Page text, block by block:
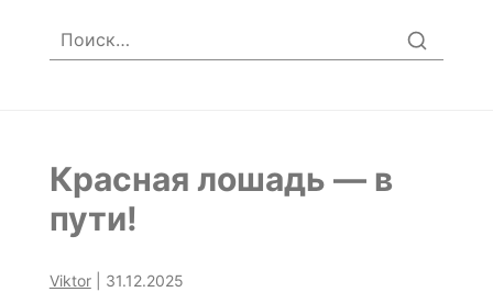
Найти:
Красная лошадь — в
пути!
Viktor 31.12.2025